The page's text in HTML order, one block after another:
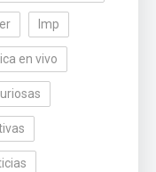
lmp
en vivo